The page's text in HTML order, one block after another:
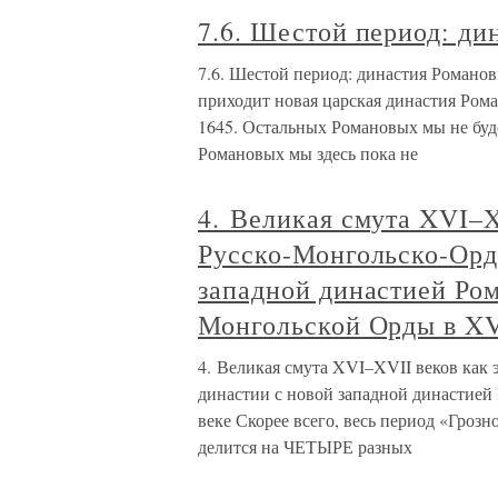
7.6. Шестой период:
7.6. Шестой период: династия
приходит новая царская
1645. Остальных Романовых мы не
Романовых мы здесь пока не
4. Великая смута
Русско-Монгольско-
западной династией
Монгольской Орды в
4. Великая смута XVI–XVII веков как
династии с новой западной
веке Скорее всего, весь период
делится на ЧЕТЫРЕ разных